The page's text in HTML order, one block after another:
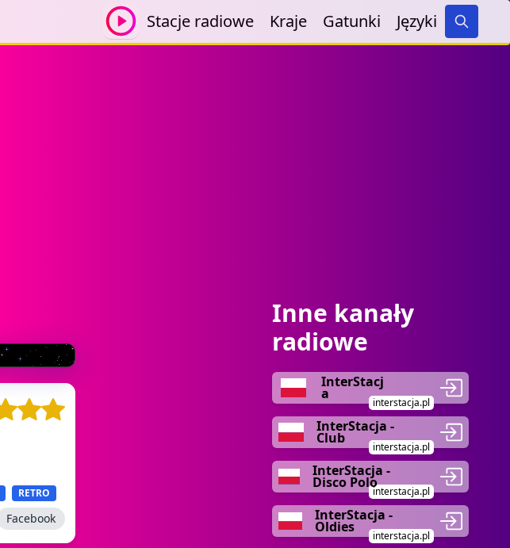
Stacje radiowe Kraje Gatunki Języki
Search
RETRO
Facebook
Inne kanały
radiowe
InterStacj
a
interstacja.pl
InterStacja -
Club
interstacja.pl
InterStacja -
Disco Polo
interstacja.pl
InterStacja -
Oldies
interstacja.pl